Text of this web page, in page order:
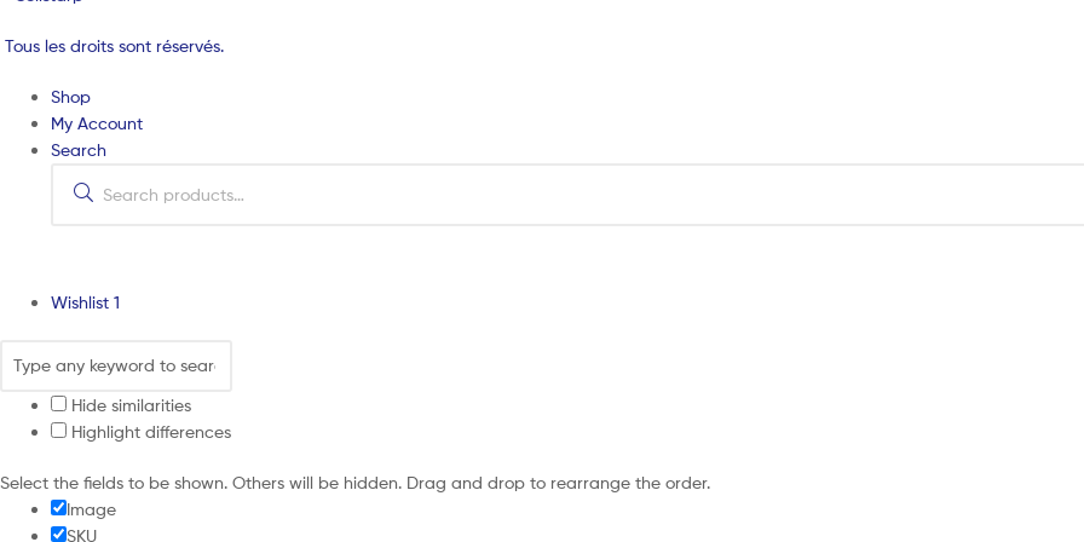
Tous les droits sont réservés.
Shop
My Account
Search
for:
Wishlist 1
Hide similarities
Highlight differences
Select the fields to be shown. Others will be hidden. Drag and drop to rearrange the order.
Image
SKU